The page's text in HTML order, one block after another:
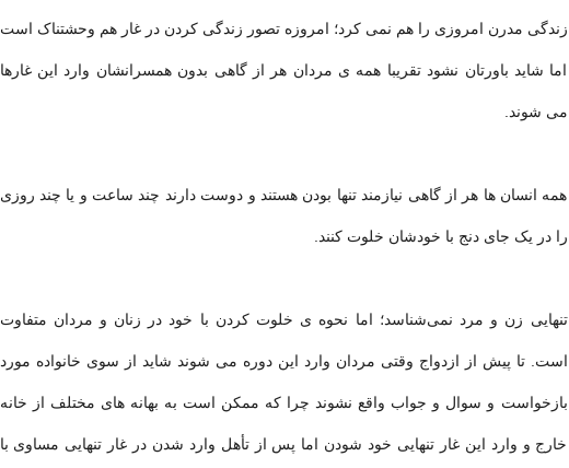
زندگی مدرن امروزی را هم نمی کرد؛ امروزه تصور زندگی کردن در غار هم وحشتناک است
اما شاید باورتان نشود تقریبا همه ی مردان هر از گاهی بدون همسرانشان وارد این غارها
می شوند.
همه انسان ها هر از گاهی نیازمند تنها بودن هستند و دوست دارند چند ساعت و یا چند روزی
را در یک جای دنج با خودشان خلوت کنند.
تنهایی زن و مرد نمی‌شناسد؛ اما نحوه ی خلوت کردن با خود در زنان و مردان متفاوت
است. تا پیش از ازدواج وقتی مردان وارد این دوره می شوند شاید از سوی خانواده مورد
بازخواست و سوال و جواب واقع نشوند چرا که ممکن است به بهانه های مختلف از خانه
خارج و وارد این غار تنهایی خود شودن اما پس از تأهل وارد شدن در غار تنهایی مساوی با